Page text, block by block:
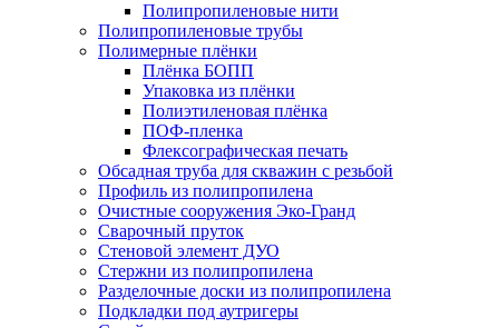
Полипропиленовые нити
Полипропиленовые трубы
Полимерные плёнки
Плёнка БОПП
Упаковка из плёнки
Полиэтиленовая плёнка
ПОФ-пленка
Флексографическая печать
Обсадная труба для скважин с резьбой
Профиль из полипропилена
Очистные сооружения Эко-Гранд
Сварочный пруток
Стеновой элемент ДУО
Стержни из полипропилена
Разделочные доски из полипропилена
Подкладки под аутригеры